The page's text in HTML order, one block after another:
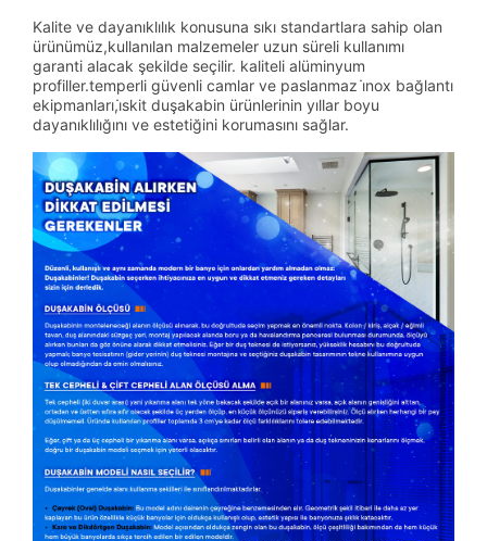
Kalite ve dayanıklılık konusuna sıkı standartlara sahip olan
ürünümüz,kullanılan malzemeler uzun süreli kullanımı
garanti alacak şekilde seçilir. kaliteli alüminyum
profiller.temperli güvenli camlar ve paslanmaz i̇nox bağlantı
ekipmanları,i̇skit duşakabin ürünlerinin yıllar boyu
dayanıklılığını ve estetiğini korumasını sağlar.